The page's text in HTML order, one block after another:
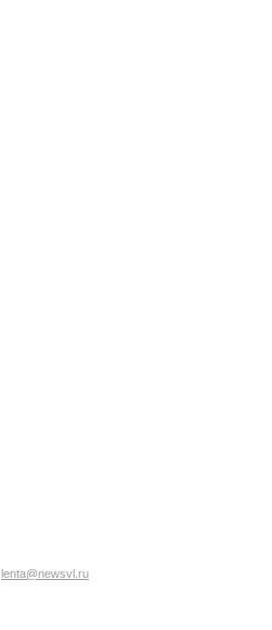
lenta@newsvl.ru